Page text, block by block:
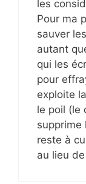
les
Pour ma
sauver
autant
qui les
pour
exploite
le poil (le
supprime
reste à
au lieu